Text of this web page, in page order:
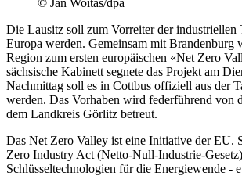
© Jan Woitas/dpa
Die Lausitz soll zum Vorreiter der industriellen
Europa werden. Gemeinsam mit Brandenburg
Region zum ersten europäischen «Net Zero
sächsische Kabinett segnete das Projekt am
Nachmittag soll es in Cottbus offiziell aus der
werden. Das Vorhaben wird federführend von
dem Landkreis Görlitz betreut.
Das Net Zero Valley ist eine Initiative der EU.
Zero Industry Act (Netto-Null-Industrie-
Schlüsseltechnologien für die Energiewende -